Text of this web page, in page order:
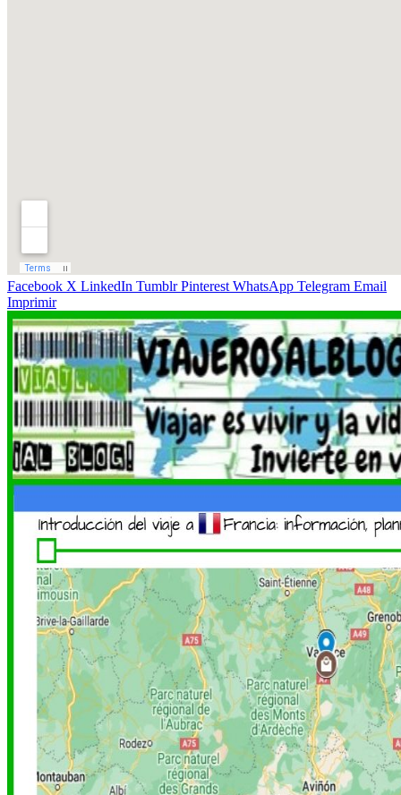
Facebook X LinkedIn Tumblr Pinterest WhatsApp Telegram Email
Imprimir